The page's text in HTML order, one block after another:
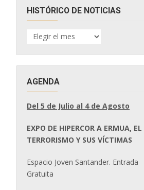
HISTÓRICO DE NOTICIAS
HISTÓRICO
DE
AGENDA
Del 5 de Julio al 4 de Agosto
EXPO DE HIPERCOR A ERMUA, EL
TERRORISMO Y SUS VÍCTIMAS
Espacio Joven Santander. Entrada
Gratuita